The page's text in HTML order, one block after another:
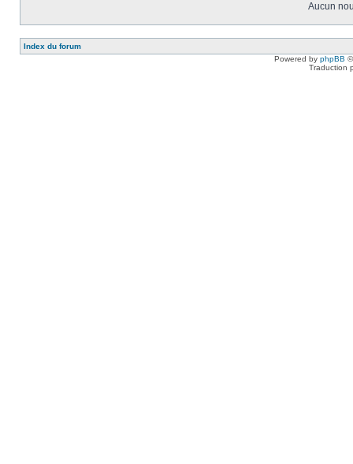
Aucun
Index du forum
Powered by phpBB
Traduction